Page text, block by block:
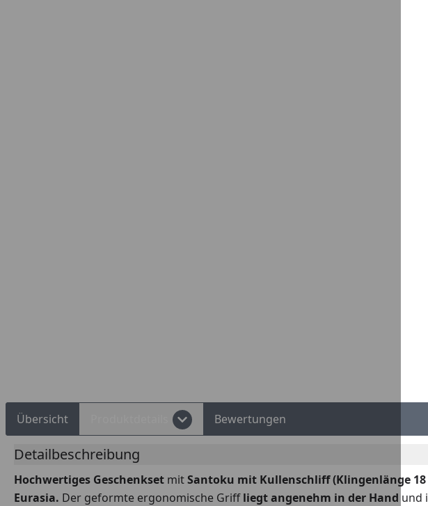
Übersicht Bewertungen
Detailbeschreibung
Hochwertiges Geschenkset mitSantoku mit Kullenschliff (Klingenlänge 18
Eurasia. Der geformte ergonomische Griffliegt angenehm in der Hand und